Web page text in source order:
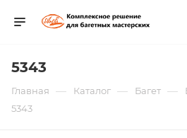
5343
Главная — Каталог — Багет —
5343